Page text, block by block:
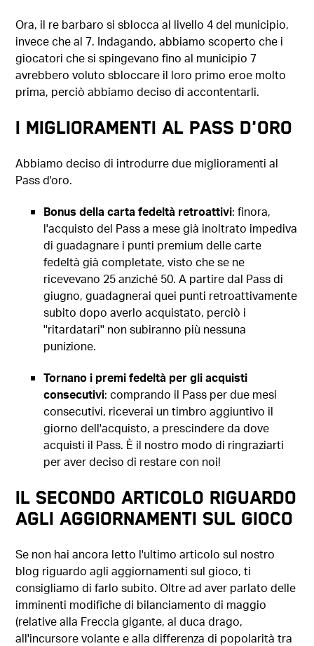
Ora, il re barbaro si sblocca al livello 4 del municipio,
invece che al 7. Indagando, abbiamo scoperto che i
giocatori che si spingevano fino al municipio 7
avrebbero voluto sbloccare il loro primo eroe molto
prima, perciò abbiamo deciso di accontentarli.
I miglioramenti al Pass d'oro
Abbiamo deciso di introdurre due miglioramenti al
Pass d'oro.
Bonus della carta fedeltà retroattivi: finora,
l'acquisto del Pass a mese già inoltrato impediva
di guadagnare i punti premium delle carte
fedeltà già completate, visto che se ne
ricevevano 25 anziché 50. A partire dal Pass di
giugno, guadagnerai quei punti retroattivamente
subito dopo averlo acquistato, perciò i
''ritardatari'' non subiranno più nessuna
punizione.
Tornano i premi fedeltà per gli acquisti
consecutivi: comprando il Pass per due mesi
consecutivi, riceverai un timbro aggiuntivo il
giorno dell'acquisto, a prescindere da dove
acquisti il Pass. È il nostro modo di ringraziarti
per aver deciso di restare con noi!
Il secondo articolo riguardo
agli aggiornamenti sul gioco
Se non hai ancora letto l'ultimo articolo sul nostro
blog riguardo agli aggiornamenti sul gioco, ti
consigliamo di farlo subito. Oltre ad aver parlato delle
imminenti modifiche di bilanciamento di maggio
(relative alla Freccia gigante, al duca drago,
all'incursore volante e alla differenza di popolarità tra